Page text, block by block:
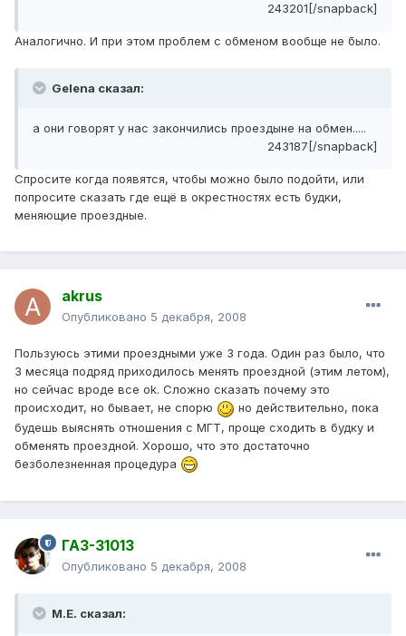
243201[/snapback]
Аналогично. И при этом проблем с обменом вообще не было.
Gelena сказал:
а они говорят у нас закончились проездыне на обмен.....
243187[/snapback]
Спросите когда появятся, чтобы можно было подойти, или
попросите сказать где ещё в окрестностях есть будки,
меняющие проездные.
akrus
Опубликовано 5 декабря, 2008
Пользуюсь этими проездными уже 3 года. Один раз было, что
3 месяца подряд приходилось менять проездной (этим летом),
но сейчас вроде все ok. Сложно сказать почему это
происходит, но бывает, не спорю
но действительно, пока
будешь выяснять отношения с МГТ, проще сходить в будку и
обменять проездной. Хорошо, что это достаточно
безболезненная процедура
ГАЗ-31013
Опубликовано 5 декабря, 2008
М.Е. сказал: